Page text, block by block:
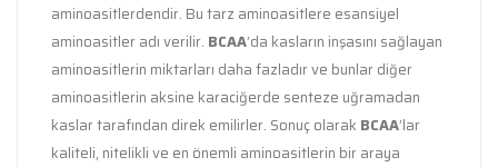
aminoasitlerdendir. Bu tarz aminoasitlere esansiyel
aminoasitler adı verilir. BCAA’da kasların inşasını sağlayan
aminoasitlerin miktarları daha fazladır ve bunlar diğer
aminoasitlerin aksine karaciğerde senteze uğramadan
kaslar tarafından direk emilirler. Sonuç olarak BCAA’lar
kaliteli, nitelikli ve en önemli aminoasitlerin bir araya